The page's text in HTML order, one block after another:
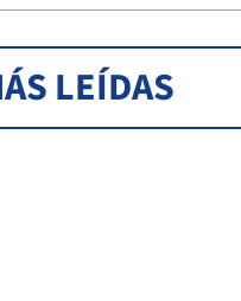
LEÍDAS